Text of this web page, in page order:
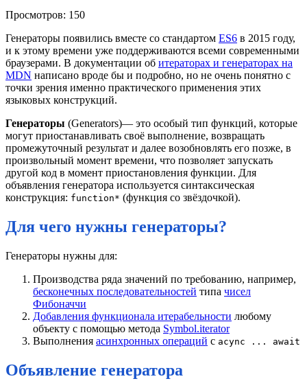
Просмотров: 150
Генераторы появились вместе со стандартом ES6 в 2015 году,
и к этому времени уже поддерживаются всеми современными
браузерами. В документации об итераторах и генераторах на
MDN написано вроде бы и подробно, но не очень понятно с
точки зрения именно практического применения этих
языковых конструкций.
Генераторы (Generators)— это особый тип функций, которые
могут приостанавливать своё выполнение, возвращать
промежуточный результат и далее возобновлять его позже, в
произвольный момент времени, что позволяет запускать
другой код в момент приостановления функции. Для
объявления генератора используется синтаксическая
конструкция: function* (функция со звёздочкой).
Для чего нужны генераторы?
Генераторы нужны для:
Производства ряда значений по требованию, например,
бесконечных последовательностей типа чисел
Фибоначчи
Добавления функционала итерабельности любому
объекту с помощью метода Symbol.iterator
Выполнения асинхронных операций с acync ... await
Объявление генератора